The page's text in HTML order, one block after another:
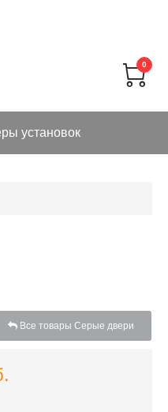
0
установок
Все товары Серые двери